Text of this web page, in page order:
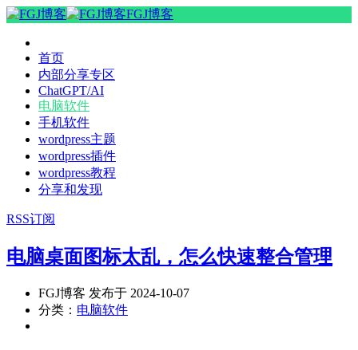
FGJ博客
首页
内部分享专区
ChatGPT/AI
电脑软件
手机软件
wordpress主题
wordpress插件
wordpress教程
分享和发现
RSS订阅
电脑桌面图标太乱，怎么快速整合管理
FGJ博客 发布于 2024-10-07
分类： 电脑软件